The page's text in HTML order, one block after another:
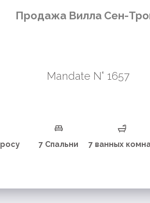
Продажа Вилла Сен-
Mandate N° 1657
7 Спальни 7 ванных